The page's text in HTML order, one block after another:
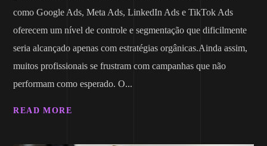
como Google Ads, Meta Ads, LinkedIn Ads e TikTok Ads
oferecem um nível de controle e segmentação que dificilmente
seria alcançado apenas com estratégias orgânicas.Ainda assim,
muitos profissionais se frustram com campanhas que não
performam como esperado. O...
READ MORE